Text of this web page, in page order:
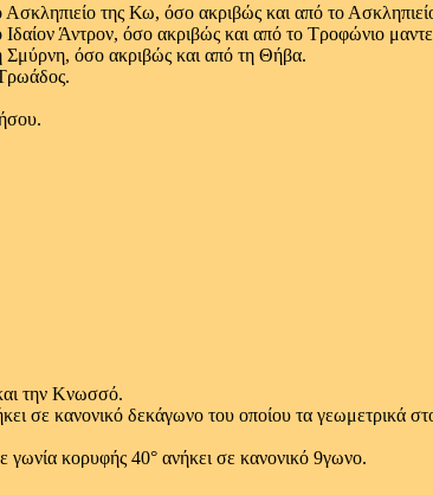
Ασκληπιείο της Κω, όσο ακριβώς και από το
Άντρον, όσο ακριβώς και από το Τροφώνιο
Σμύρνη, όσο ακριβώς και από τη Θήβα.
την Κνωσσό.
σε κανονικό δεκάγωνο του οποίου τα γεωμετρικά
κορυφής 40° ανήκει σε κανονικό 9γωνο.